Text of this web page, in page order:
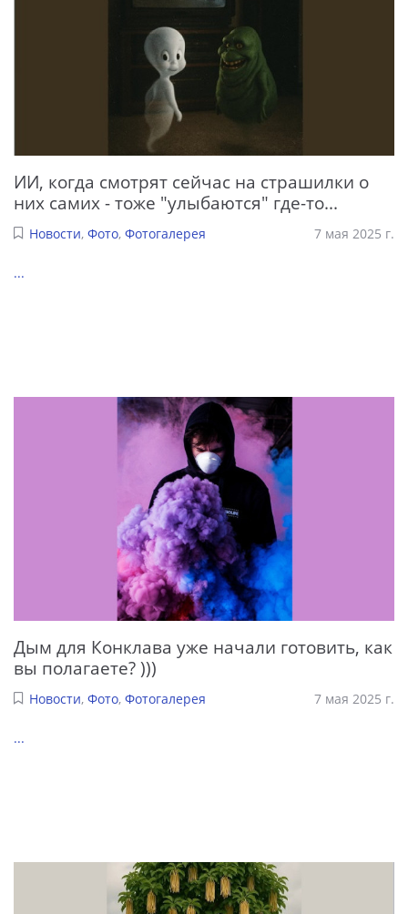
ИИ, когда смотрят сейчас на страшилки о
них самих - тоже "улыбаются" где-то...
Новости, Фото, Фотогалерея 7 мая 2025 г.
...
Дым для Конклава уже начали готовить, как
вы полагаете? )))
Новости, Фото, Фотогалерея 7 мая 2025 г.
...